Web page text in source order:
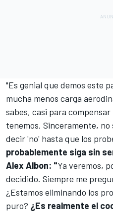
"Es genial que demos este
mucha menos carga
sabes, casi para
tenemos. Sinceramente,
decir 'no' hasta que los
probablemente siga sin
Alex Albon: "Ya veremos,
decidido. Siempre me
¿Estamos eliminando los
puro? ¿Es realmente el